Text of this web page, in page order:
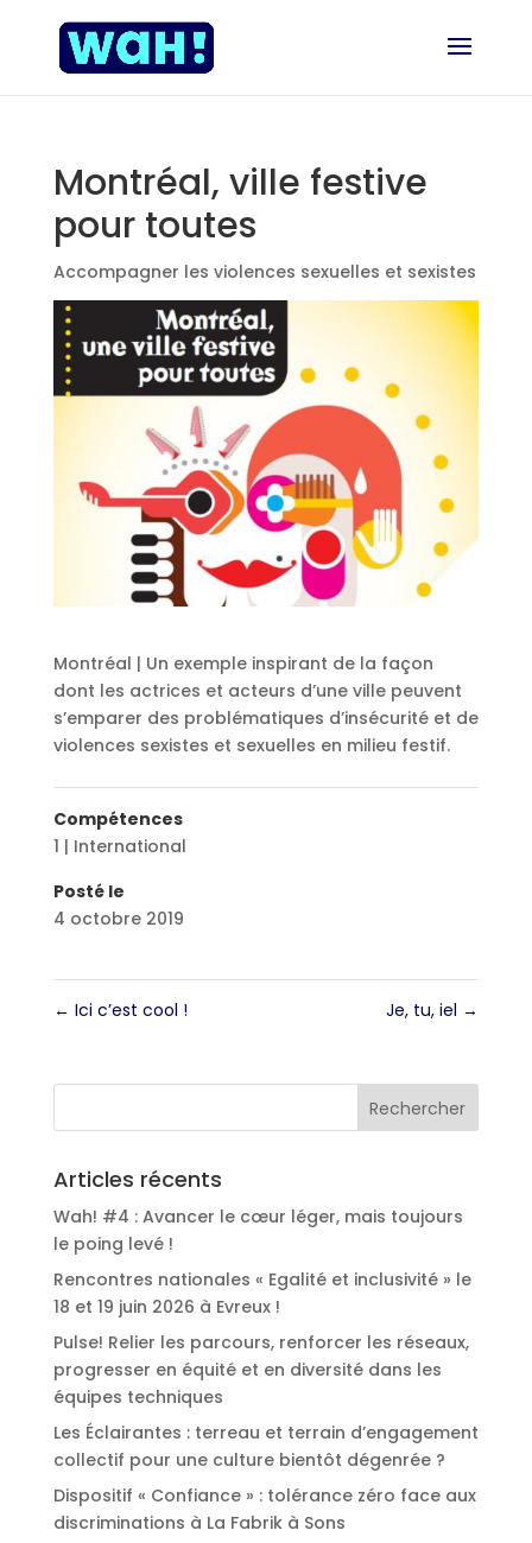
Montréal, ville festive
pour toutes
Accompagner les violences sexuelles et sexistes
Montréal | Un exemple inspirant de la façon
dont les actrices et acteurs d’une ville peuvent
s’emparer des problématiques d’insécurité et de
violences sexistes et sexuelles en milieu festif.
Compétences
1 | International
Posté le
4 octobre 2019
← Ici c’est cool ! Je, tu, iel →
Articles récents
Wah! #4 : Avancer le cœur léger, mais toujours
le poing levé !
Rencontres nationales « Egalité et inclusivité » le
18 et 19 juin 2026 à Evreux !
Pulse! Relier les parcours, renforcer les réseaux,
progresser en équité et en diversité dans les
équipes techniques
Les Éclairantes : terreau et terrain d’engagement
collectif pour une culture bientôt dégenrée ?
Dispositif « Confiance » : tolérance zéro face aux
discriminations à La Fabrik à Sons